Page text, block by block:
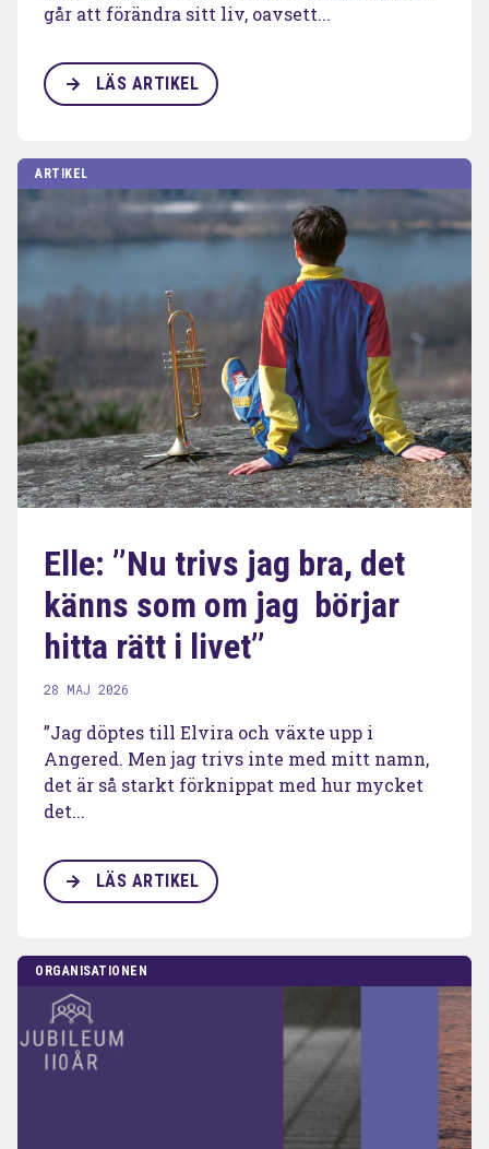
går att förändra sitt liv, oavsett...
LÄS ARTIKEL
ARTIKEL
Elle: ’’Nu trivs jag bra, det
känns som om jag börjar
hitta rätt i livet’’
28 MAJ 2026
”Jag döptes till Elvira och växte upp i
Angered. Men jag trivs inte med mitt namn,
det är så starkt förknippat med hur mycket
det...
LÄS ARTIKEL
ORGANISATIONEN